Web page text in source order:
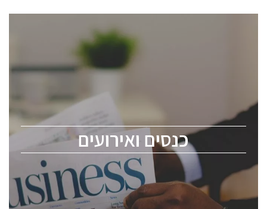
כנסים ואירועים
כנסים ואירועים
לכל העוסקים בתעשיית הסמיקונדקטור כולל מהנדסים,
ChipEx2026 will be held on May 12-13, 2026. The
conference is intended for everyone involved in the
semiconductor industry, including engineers,
professional experts, and senior executives.